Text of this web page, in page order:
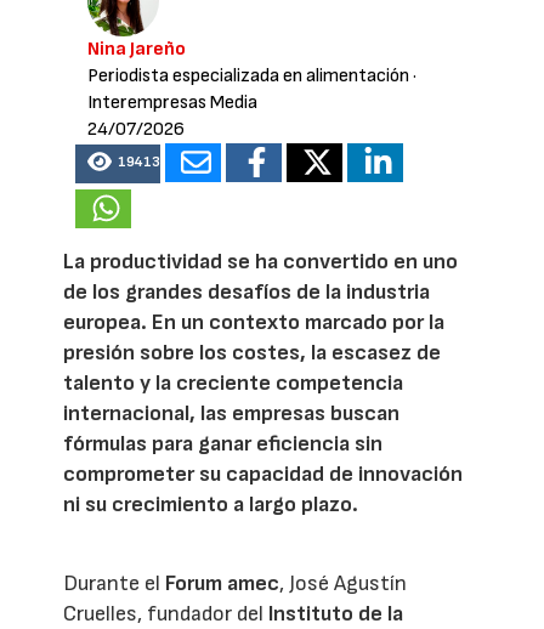
Nina Jareño
Periodista especializada en alimentación ·
Interempresas Media
24/07/2026
19413
La productividad se ha convertido en uno
de los grandes desafíos de la industria
europea. En un contexto marcado por la
presión sobre los costes, la escasez de
talento y la creciente competencia
internacional, las empresas buscan
fórmulas para ganar eficiencia sin
comprometer su capacidad de innovación
ni su crecimiento a largo plazo.
Durante el Forum amec, José Agustín
Cruelles, fundador del Instituto de la